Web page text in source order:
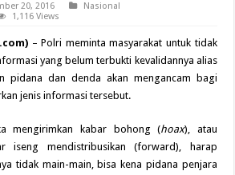
20, 2016
Nasional
1,116 Views
–Polri meminta masyarakat untuk tidak
yang belum terbukti kevalidannya alias
pidana dan denda akan mengancam bagi
jenis informasi tersebut.
mengirimkan kabar bohong (hoax), atau
iseng mendistribusikan (forward), harap
tidak main-main, bisa kena pidana penjara